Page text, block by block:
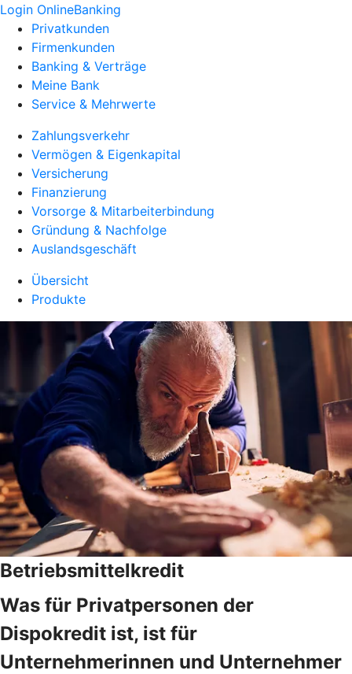
Login OnlineBanking
Privatkunden
Firmenkunden
Banking & Verträge
Meine Bank
Service & Mehrwerte
Zahlungsverkehr
Vermögen & Eigenkapital
Versicherung
Finanzierung
Vorsorge & Mitarbeiterbindung
Gründung & Nachfolge
Auslandsgeschäft
Übersicht
Produkte
Betriebsmittelkredit
Was für Privatpersonen der
Dispokredit ist, ist für
Unternehmerinnen und Unternehmer